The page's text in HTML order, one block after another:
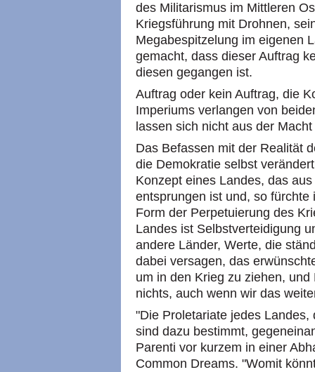
des Militarismus im Mittleren
Kriegsführung mit Drohnen,
Megabespitzelung im eigenen
gemacht, dass dieser Auftrag
diesen gegangen ist.
Auftrag oder kein Auftrag, die
Imperiums verlangen von
lassen sich nicht aus der
Das Befassen mit der Realität
die Demokratie selbst
Konzept eines Landes, das
entsprungen ist und, so
Form der Perpetuierung des
Landes ist Selbstverteidigung
andere Länder, Werte, die
dabei versagen, das
um in den Krieg zu ziehen,
nichts, auch wenn wir das
"Die Proletariate jedes
sind dazu bestimmt,
Parenti vor kurzem in einer
Common Dreams. "Womit